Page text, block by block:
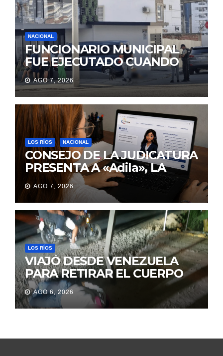
NACIONAL
FUNCIONARIO MUNICIPAL
FUE EJECUTADO CUANDO
IBA A UNA REUNIÓN DE
TRABAJO EN MANTA
AGO 7, 2026
LOS RÍOS NACIONAL
CONSEJO DE LA JUDICATURA
PRESENTA A «Adila», LA
ASISTENTE VIRTUAL QUE
ORIENTA A LA CIUDADANÍA
SOBRE TRÁMITES
JUDICIALES
AGO 7, 2026
LOS RÍOS
VIAJÓ DESDE VENEZUELA
PARA RETIRAR EL CUERPO
DE SU MARIDO QUE
PERMANECIÓ SEIS DÍAS EN
LA MORGUE
AGO 6, 2026